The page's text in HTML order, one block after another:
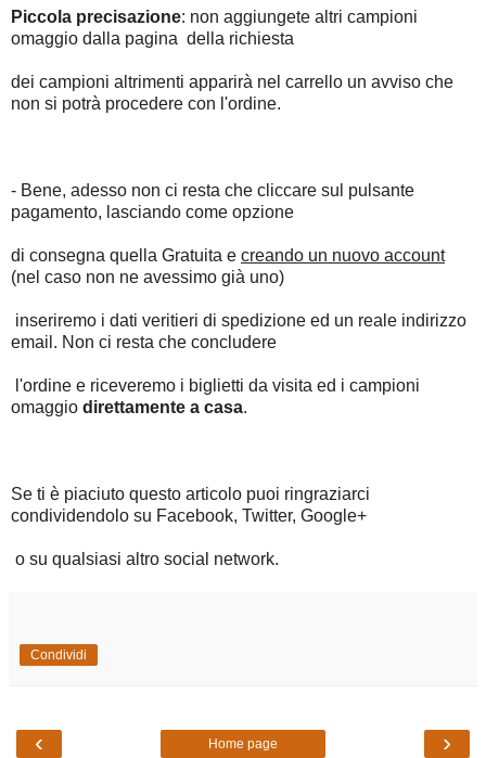
Piccola precisazione: non aggiungete altri campioni
omaggio dalla pagina della richiesta
dei campioni altrimenti apparirà nel carrello un avviso che
non si potrà procedere con l'ordine.
- Bene, adesso non ci resta che cliccare sul pulsante
pagamento, lasciando come opzione
di consegna quella Gratuita e creando un nuovo account
(nel caso non ne avessimo già uno)
inseriremo i dati veritieri di spedizione ed un reale indirizzo
email. Non ci resta che concludere
l'ordine e riceveremo i biglietti da visita ed i campioni
omaggio direttamente a casa.
Se ti è piaciuto questo articolo puoi ringraziarci
condividendolo su Facebook, Twitter, Google+
o su qualsiasi altro social network.
Condividi
‹ ›
Home page